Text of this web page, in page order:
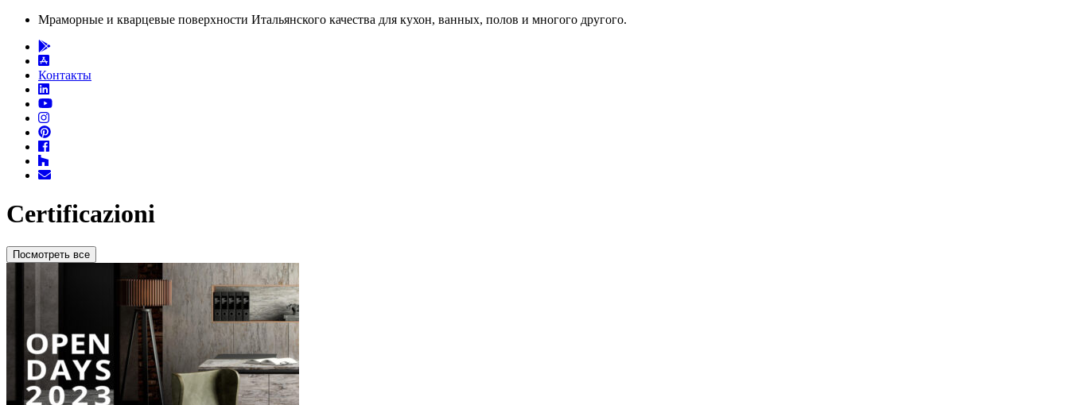
Мраморные и кварцевые поверхности Итальянского качества для кухон, ванных, полов и многого другого.
Контакты
Certificazioni
Посмотреть все